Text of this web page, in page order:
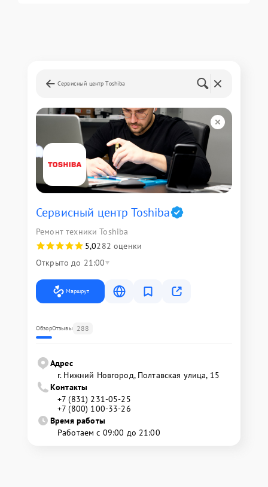
Сервисный центр Toshiba
Сервисный центр Toshiba
Ремонт техники Toshiba
5,0282 оценки
Открыто до 21:00
Маршрут
ОбзорОтзывы 288
Адрес
г. Нижний Новгород, Полтавская улица, 15
Контакты
+7 (831) 231-05-25
+7 (800) 100-33-26
Время работы
Работаем с 09:00 до 21:00